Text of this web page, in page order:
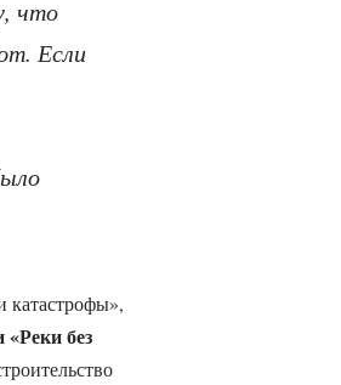
что
Если
катастрофы»,
без